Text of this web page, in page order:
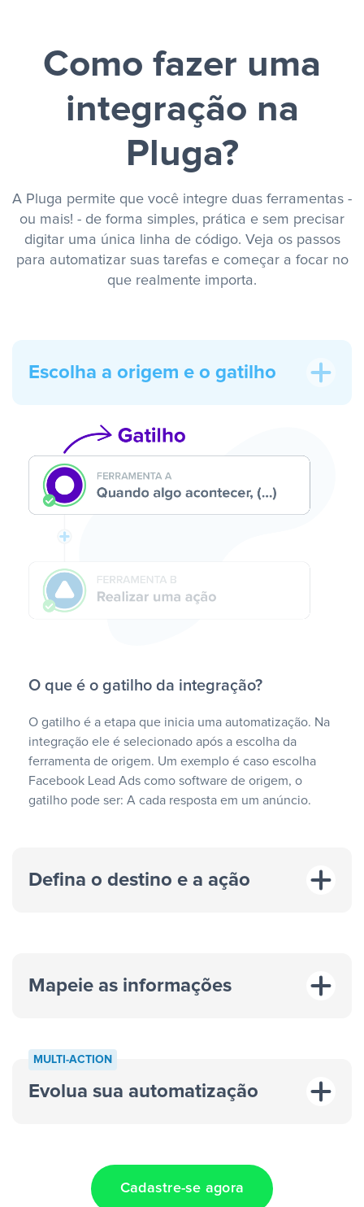
Como fazer uma
integração na
Pluga?
A Pluga permite que você integre duas ferramentas -
ou mais! - de forma simples, prática e sem precisar
digitar uma única linha de código. Veja os passos
para automatizar suas tarefas e começar a focar no
que realmente importa.
Escolha a origem e o gatilho
O que é o gatilho da integração?
O gatilho é a etapa que inicia uma automatização. Na
integração ele é selecionado após a escolha da
ferramenta de origem. Um exemplo é caso escolha
Facebook Lead Ads como software de origem, o
gatilho pode ser: A cada resposta em um anúncio.
Defina o destino e a ação
“A cada resposta em um anúncio”
Mapeie as informações
MULTI-ACTION
Evolua sua automatização
Cadastre-se agora